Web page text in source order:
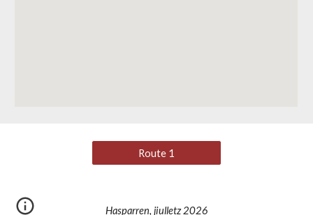
Route 1
Hasparren, jiulletz 2026